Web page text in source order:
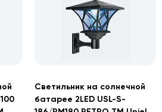
Светильник на солнечной
батарее 2LED USL-S-